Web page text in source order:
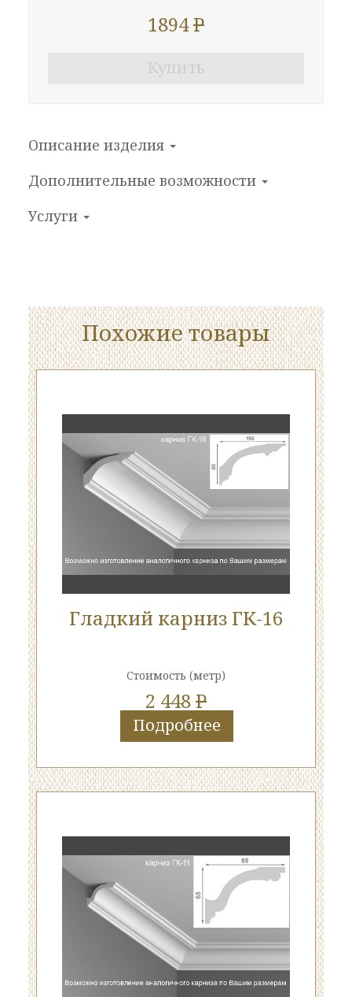
1894P
Купить
Описание изделия
Дополнительные возможности
Услуги
Похожие товары
Гладкий карниз ГК-16
Стоимость (метр)
2 448P
Подробнее